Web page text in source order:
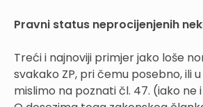
Pravni status neprocijenjenih
Treći i najnoviji primjer jako loše
svakako ZP, pri čemu posebno, ili
mislimo na poznati čl. 47. (iako ne